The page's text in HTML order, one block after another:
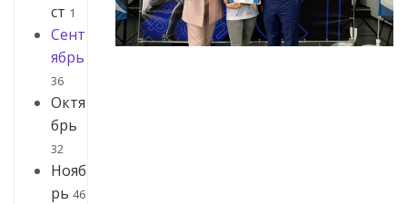
ст 1
Сент
ябрь
36
Октя
брь
32
Нояб
рь 46